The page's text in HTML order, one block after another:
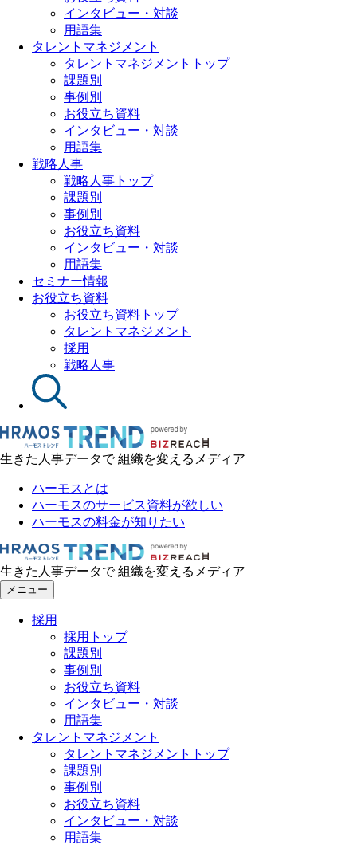
インタビュー・対談
用語集
タレントマネジメント
タレントマネジメントトップ
課題別
事例別
お役立ち資料
インタビュー・対談
用語集
戦略人事
戦略人事トップ
課題別
事例別
お役立ち資料
インタビュー・対談
用語集
セミナー情報
お役立ち資料
お役立ち資料トップ
タレントマネジメント
採用
戦略人事
生きた人事データで 組織を変えるメディア
ハーモスとは
ハーモスのサービス資料が欲しい
ハーモスの料金が知りたい
生きた人事データで 組織を変えるメディア
メニュー
採用
採用トップ
課題別
事例別
お役立ち資料
インタビュー・対談
用語集
タレントマネジメント
タレントマネジメントトップ
課題別
事例別
お役立ち資料
インタビュー・対談
用語集